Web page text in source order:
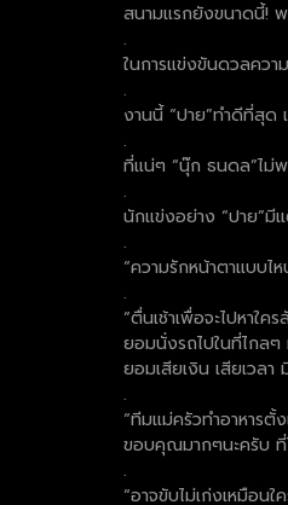
สนามแรกยังขนาดนี้!
.
ในการแข่งขันดวลควา
.
งานนี้ “ปาย”ทำดีที่สุด
.
ที่แน่ๆ “นุ๊ก ธนดล”ไม่
.
นักแข่งอย่าง “ปาย”
.
“ความรักหน้าตาแบบ
.
“ตื่นเช้าเพื่อจะไปหาใ
ยอมนั่งรถไปในที่ไกลๆ
ยอมเสียเงิน เสียเวลา
.
“ทีมแม่ครัวทำอาหารตั้
ขอบคุณมากๆนะครับ ที่
.
“อาจขับไม่เก่งเหมือน